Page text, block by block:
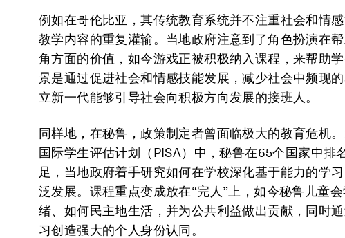
例如在哥伦比亚，其传统教育系统并不注重社会和情
教学内容的重复灌输。当地政府注意到了角色扮演在
角方面的价值，如今游戏正被积极纳入课程，来帮助
景是通过促进社会和情感技能发展，减少社会中频现
立新一代能够引导社会向积极方向发展的接班人。
同样地，在秘鲁，政策制定者曾面临极大的教育危机
国际学生评估计划（PISA）中，秘鲁在65个国家中排
足，当地政府着手研究如何在学校深化基于能力的学
泛发展。课程重点变成放在“完人”上，如今秘鲁儿童
绪、如何民主地生活，并为公共利益做出贡献，同时
习创造强大的个人身份认同。